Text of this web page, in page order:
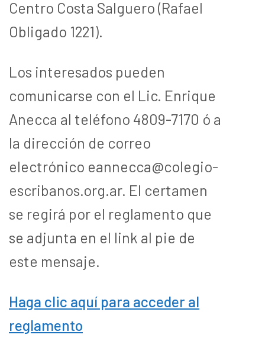
Centro Costa Salguero (Rafael
Obligado 1221).
Los interesados pueden
comunicarse con el Lic. Enrique
Anecca al teléfono 4809-7170 ó a
la dirección de correo
electrónico eannecca@colegio-
escribanos.org.ar. El certamen
se regirá por el reglamento que
se adjunta en el link al pie de
este mensaje.
Haga clic aquí para acceder al
reglamento